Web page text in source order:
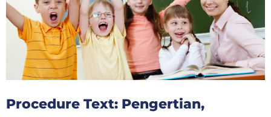
Procedure Text: Pengertian,